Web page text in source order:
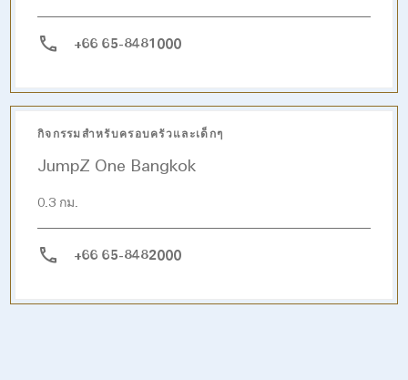
+66 65-8481000
กิจกรรมสำหรับครอบครัวและเด็กๆ
JumpZ One Bangkok
0.3 กม.
+66 65-8482000